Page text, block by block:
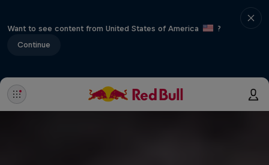
Want to see content from United States of America
?
Continue